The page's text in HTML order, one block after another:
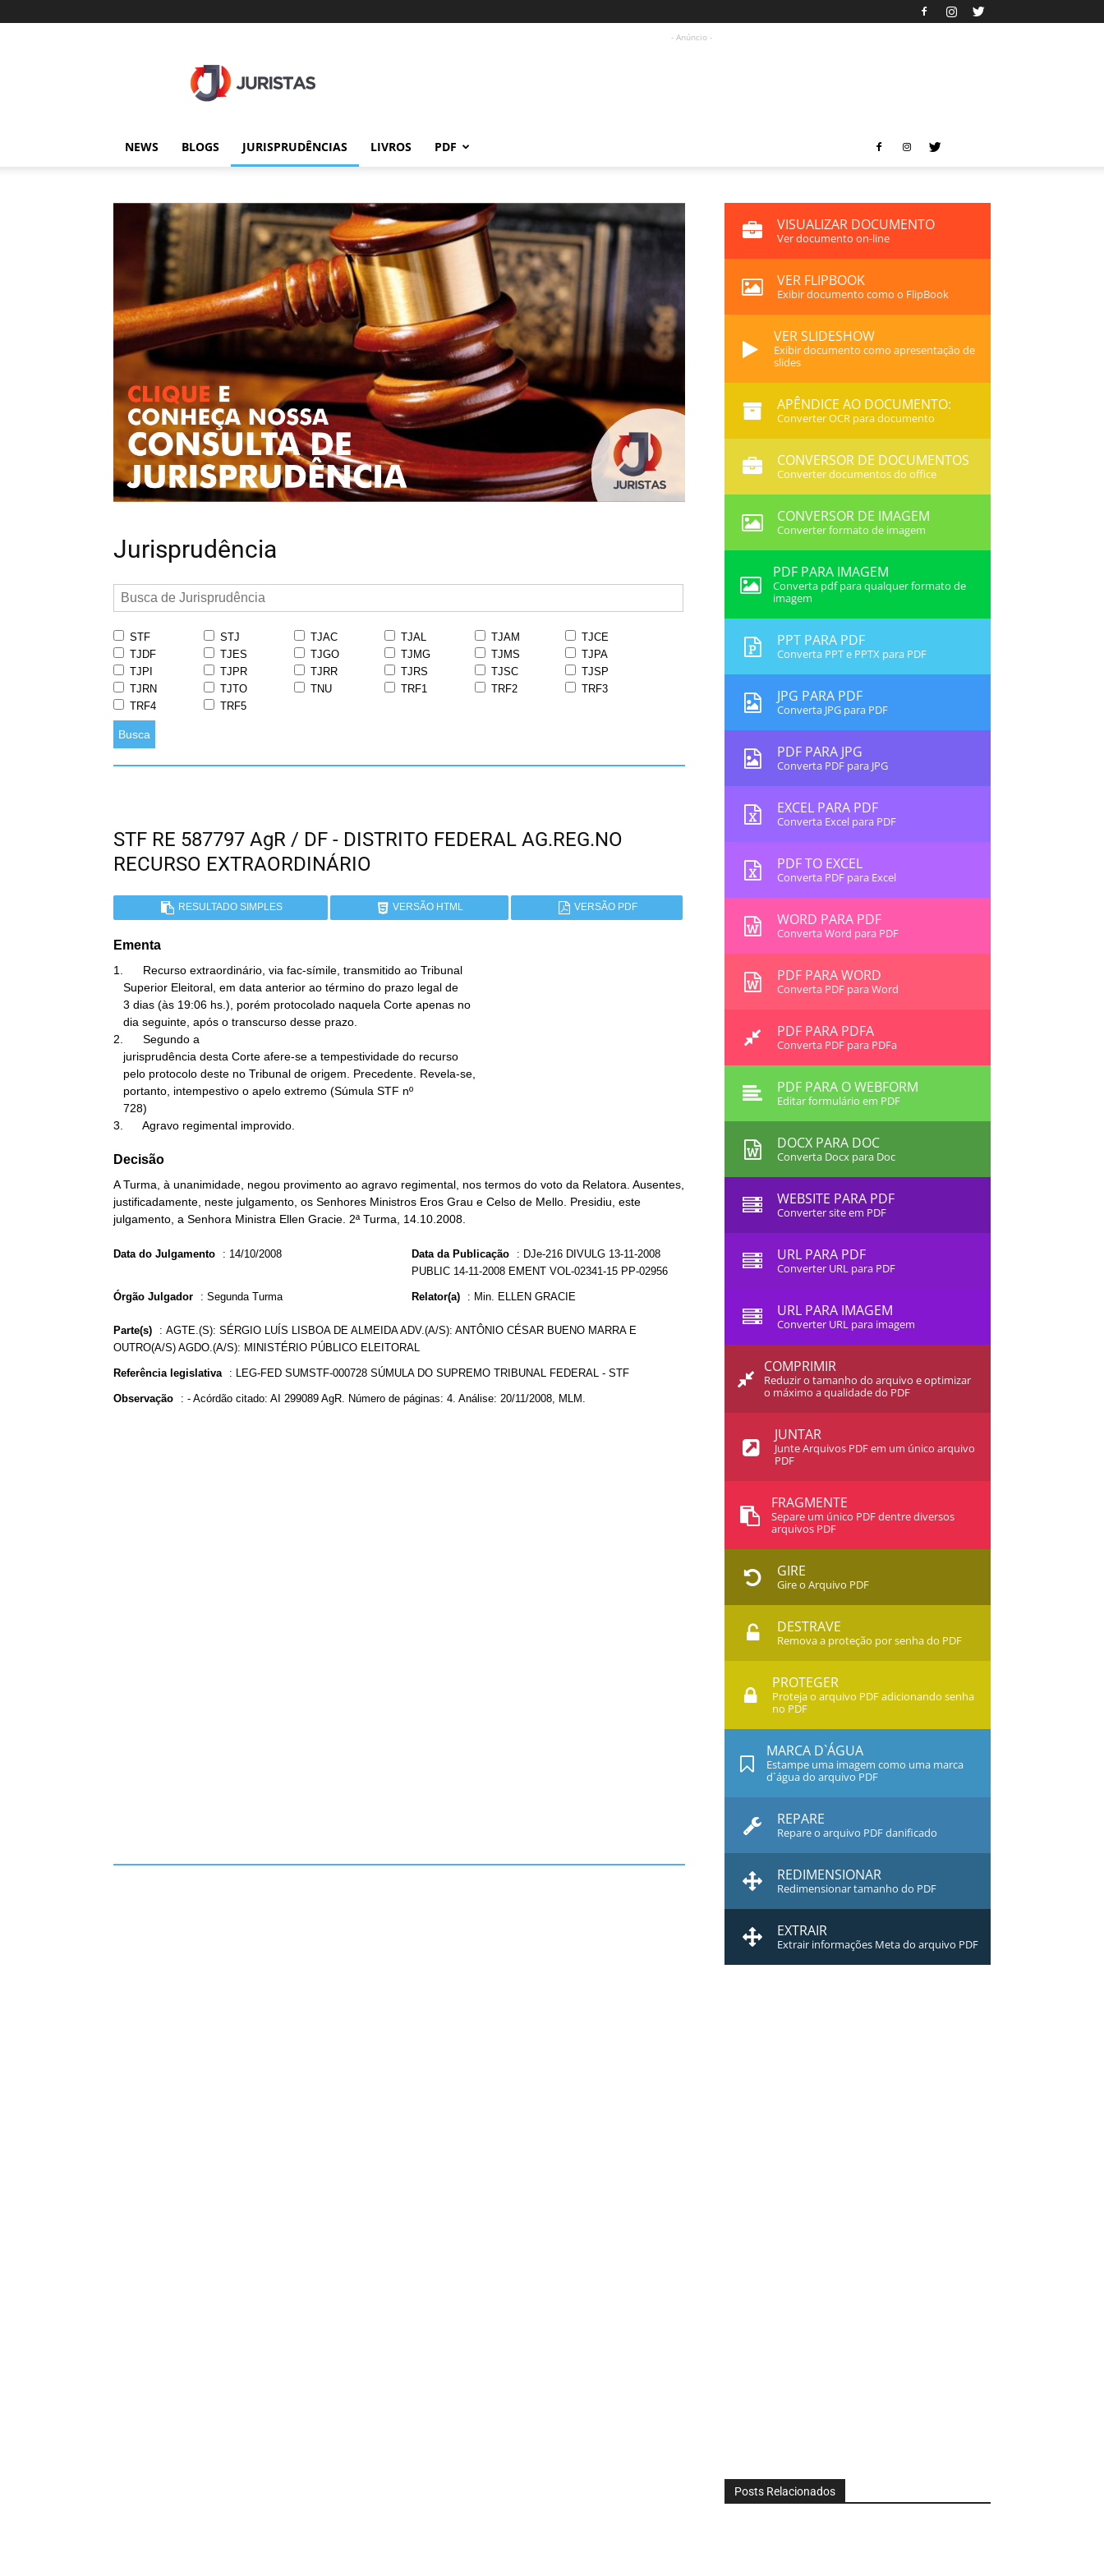
- Anúncio -
NEWS BLOGS JURISPRUDÊNCIAS LIVROS PDF
Jurisprudência
STF STJ TJAC TJAL TJAM
TJCE
TJDF
TJES TJGO TJMG TJMS
TJPA
TJPI
TJPR TJRR TJRS TJSC
TJSP
TJRN
TJTO TNU TRF1 TRF2
TRF3
TRF4
TRF5
Busca
STF RE 587797 AgR / DF - DISTRITO FEDERAL AG.REG.NO
RECURSO EXTRAORDINÁRIO
RESULTADO SIMPLES VERSÃO HTML VERSÃO PDF
Ementa
1.      Recurso extraordinário, via fac-símile, transmitido ao Tribunal
2.      Segundo a
3.      Agravo regimental improvido.
Decisão
A Turma, à unanimidade, negou provimento ao agravo regimental, nos termos do voto da Relatora. Ausentes,
justificadamente, neste julgamento, os Senhores Ministros Eros Grau e Celso de Mello. Presidiu, este
julgamento, a Senhora Ministra Ellen Gracie. 2ª Turma, 14.10.2008.
Data do Julgamento : 14/10/2008 Data da Publicação : DJe-216 DIVULG 13-11-2008
PUBLIC 14-11-2008 EMENT VOL-02341-15 PP-02956
Órgão Julgador : Segunda Turma Relator(a) : Min. ELLEN GRACIE
Parte(s) : AGTE.(S): SÉRGIO LUÍS LISBOA DE ALMEIDA ADV.(A/S): ANTÔNIO CÉSAR BUENO MARRA E
OUTRO(A/S) AGDO.(A/S): MINISTÉRIO PÚBLICO ELEITORAL
Referência legislativa : LEG-FED SUMSTF-000728 SÚMULA DO SUPREMO TRIBUNAL FEDERAL - STF
Observação : - Acórdão citado: AI 299089 AgR. Número de páginas: 4. Análise: 20/11/2008, MLM.
VISUALIZAR DOCUMENTO
Ver documento on-line
VER FLIPBOOK
Exibir documento como o FlipBook
VER SLIDESHOW
Exibir documento como apresentação de
slides
APÊNDICE AO DOCUMENTO:
Converter OCR para documento
CONVERSOR DE DOCUMENTOS
Converter documentos do office
CONVERSOR DE IMAGEM
Converter formato de imagem
PDF PARA IMAGEM
Converta pdf para qualquer formato de
imagem
PPT PARA PDF
Converta PPT e PPTX para PDF
JPG PARA PDF
Converta JPG para PDF
PDF PARA JPG
Converta PDF para JPG
EXCEL PARA PDF
Converta Excel para PDF
PDF TO EXCEL
Converta PDF para Excel
WORD PARA PDF
Converta Word para PDF
PDF PARA WORD
Converta PDF para Word
PDF PARA PDFA
Converta PDF para PDFa
PDF PARA O WEBFORM
Editar formulário em PDF
DOCX PARA DOC
Converta Docx para Doc
WEBSITE PARA PDF
Converter site em PDF
URL PARA PDF
Converter URL para PDF
URL PARA IMAGEM
Converter URL para imagem
COMPRIMIR
Reduzir o tamanho do arquivo e optimizar
o máximo a qualidade do PDF
JUNTAR
Junte Arquivos PDF em um único arquivo
PDF
FRAGMENTE
Separe um único PDF dentre diversos
arquivos PDF
GIRE
Gire o Arquivo PDF
DESTRAVE
Remova a proteção por senha do PDF
PROTEGER
Proteja o arquivo PDF adicionando senha
no PDF
MARCA D`ÁGUA
Estampe uma imagem como uma marca
d`água do arquivo PDF
REPARE
Repare o arquivo PDF danificado
REDIMENSIONAR
Redimensionar tamanho do PDF
EXTRAIR
Extrair informações Meta do arquivo PDF
Posts Relacionados